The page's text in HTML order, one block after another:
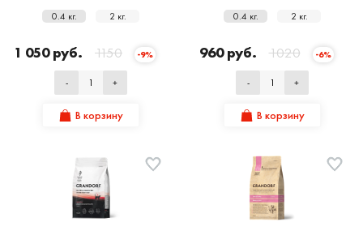
0.4 кг. 2 кг.
1 050 руб. 1150 -9%
- +
В корзину
0.4 кг. 2 кг.
960 руб. 1020 -6%
- +
В корзину